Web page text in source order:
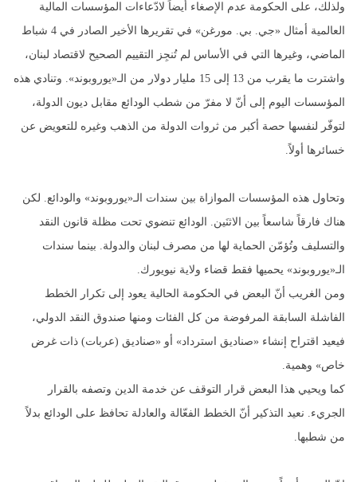
ولذلك، على الحكومة عدم الإصغاء أيضاً لادّعاءات المؤسسات المالية
العالمية أمثال «جي. بي. مورغن» في تقريرها الأخير الصادر في 4 شباط
الماضي، وغيرها التي في الأساس لم تُنجِز التقييم الصحيح لاقتصاد لبنان،
واشترت ما يقرب من 13 إلى 15 مليار دولار من الـ«يوروبوند». وتنادي هذه
المؤسسات اليوم إلى أنّ لا مفرّ من شطب الودائع مقابل ديون الدولة،
لتوفّر لنفسها حصة أكبر من ثروات الدولة من الذهب وغيره للتعويض عن
خسائرها أولاً.
وتحاول هذه المؤسسات الموازاة بين سندات الـ«يوروبوند» والودائع. لكن
هناك فارقاً شاسعاً بين الاثنَين. الودائع تنضوي تحت مظلة قانون النقد
والتسليف وتُؤمّن الحماية لها من مصرف لبنان والدولة. بينما سندات
الـ«يوروبوند» يحميها فقط قضاء ولاية نيويورك.
ومن الغريب أنّ البعض في الحكومة الحالية يعود إلى تكرار الخطط
الفاشلة السابقة المرفوضة من كل الفئات ومنها صندوق النقد الدولي،
فيعيد اقتراح إنشاء «صناديق استرداد» أو «صناديق (عربات) ذات غرض
خاص» وهمية.
كما ويحيي هذا البعض قرار التوقف عن خدمة الدين وتصفه بالقرار
الجريء. نعيد التذكير أنّ الخطط الفعّالة والعادلة تحافظ على الودائع بدلاً
من شطبها.